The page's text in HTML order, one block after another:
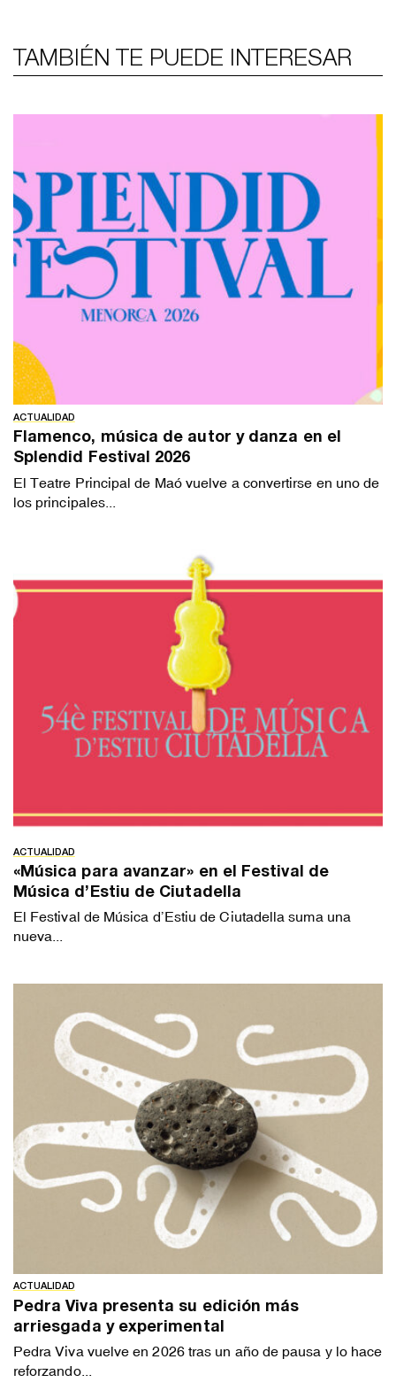
TAMBIÉN TE PUEDE INTERESAR
ACTUALIDAD
Flamenco, música de autor y danza en el
Splendid Festival 2026
El Teatre Principal de Maó vuelve a convertirse en uno de
los principales...
ACTUALIDAD
«Música para avanzar» en el Festival de
Música d’Estiu de Ciutadella
El Festival de Música d’Estiu de Ciutadella suma una
nueva...
ACTUALIDAD
Pedra Viva presenta su edición más
arriesgada y experimental
Pedra Viva vuelve en 2026 tras un año de pausa y lo hace
reforzando...